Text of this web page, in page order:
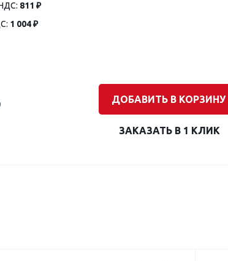
811 ₽
1 004 ₽
ДОБАВИТЬ В КОРЗИНУ
ЗАКАЗАТЬ В 1 КЛИК